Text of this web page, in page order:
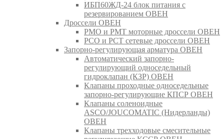
ИБП60ЖД-24 блок питания с
резервированием ОВЕН
Дроссели ОВЕН
РМО и РМТ моторные дроссели ОВЕН
РСО и РСТ сетевые дроссели ОВЕН
Запорно-регулирующая арматура ОВЕН
Автоматический запорно-
регулирующий односедельный
гидроклапан (КЗР) ОВЕН
Клапаны проходные односедельные
запорно-регулирующие КПСР ОВЕН
Клапаны соленоидные
ASCO/JOUCOMATIC (Нидерланды)
ОВЕН
Клапаны трехходовые смесительные